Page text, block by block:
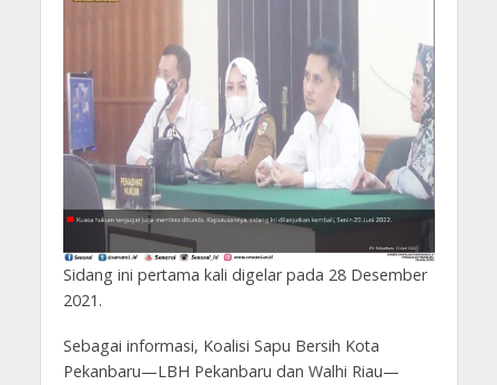
Sidang ini pertama kali digelar pada 28 Desember
2021.
Sebagai informasi, Koalisi Sapu Bersih Kota
Pekanbaru—LBH Pekanbaru dan Walhi Riau—